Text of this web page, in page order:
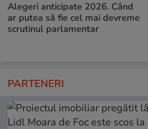
Alegeri anticipate 2026. Când
ar putea să fie cel mai devreme
scrutinul parlamentar
PARTENERI